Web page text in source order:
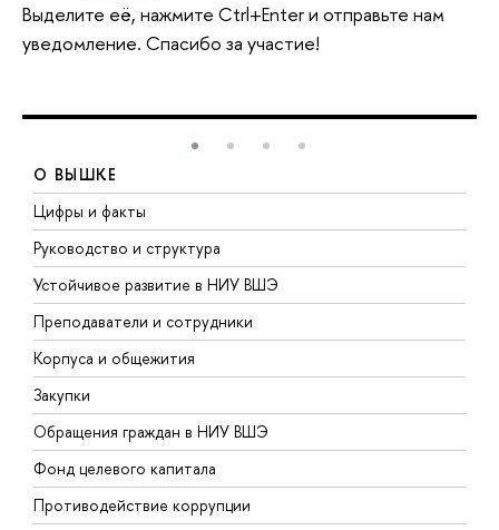
Выделите её, нажмите Ctrl+Enter и отправьте нам
уведомление. Спасибо за участие!
О ВЫШКЕ
Цифры и факты
Руководство и структура
Устойчивое развитие в НИУ ВШЭ
Преподаватели и сотрудники
Корпуса и общежития
Закупки
Обращения граждан в НИУ ВШЭ
Фонд целевого капитала
Противодействие коррупции